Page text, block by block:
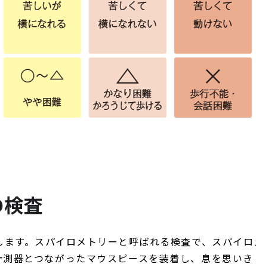
査
ます。スパイロメトリーと呼ばれる検査で、スパイ
器とつながったマウスピースを装着し、息を思い